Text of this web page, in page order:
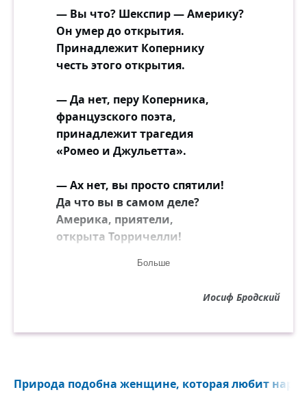
— Вы что? Шекспир — Америку?
Он умер до открытия.
Принадлежит Копернику
честь этого открытия.
— Да нет, перу Коперника,
французского поэта,
принадлежит трагедия
«Ромео и Джульетта».
— Ах нет, вы просто спятили!
Да что вы в самом деле?
Америка, приятели,
открыта Торричелли!
— Ну нет, вы всё напутали.
Не Торричелли, — Ньютоном
Её ведь обнаружили
Больше
Иосиф Бродский
Природа подобна женщине, которая любит